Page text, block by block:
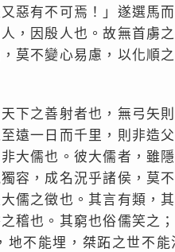
惡有不可焉！」遂選馬
，因殷人也。故無首虜
莫不變心易慮，以化順
下之善射者也，無弓矢
遠一日而千里，則非造
大儒也。彼大儒者，雖
容，成名況乎諸侯，莫
儒之徵也。其言有類，
稽也。其窮也俗儒笑之
不能埋，桀跖之世不